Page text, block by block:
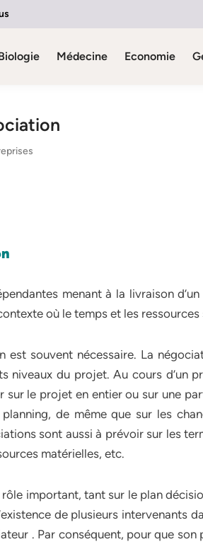
Médecine Economie
menant à la livraison
où le temps et les ressources
est souvent nécessaire. La
niveaux du projet. Au cours d’un
sur le projet en entier ou sur une
de même que sur les
sont aussi à prévoir sur les
matérielles, etc.
important, tant sur le plan
de plusieurs intervenants
. Par conséquent, pour que